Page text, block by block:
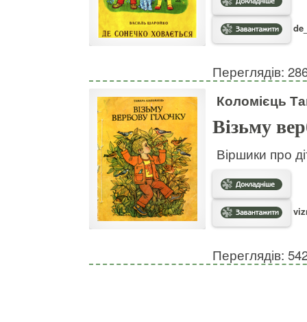
Переглядів:
Коломієць
Візьму
Віршики про
Переглядів: